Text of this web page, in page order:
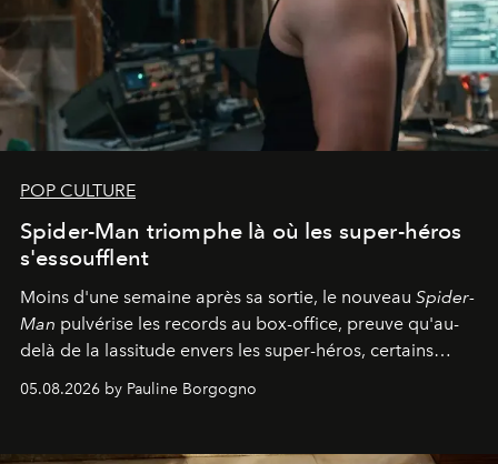
POP CULTURE
Spider-Man triomphe là où les super-héros
s'essoufflent
Moins d'une semaine après sa sortie, le nouveau Spider-
Man pulvérise les records au box-office, preuve qu'au-
delà de la lassitude envers les super-héros, certains
personnages continuent de susciter une ferveur intacte.
05.08.2026 by Pauline Borgogno